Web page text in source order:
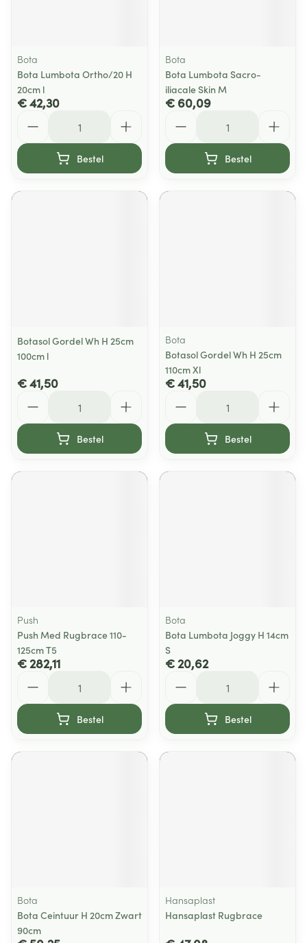
Bota
Bota Lumbota Ortho/20 H
20cm l
€ 42,30
Bestel
Bota
Bota Lumbota Sacro-
iliacale Skin M
€ 60,09
Bestel
Botasol Gordel Wh H 25cm
100cm l
€ 41,50
Bestel
Bota
Botasol Gordel Wh H 25cm
110cm Xl
€ 41,50
Bestel
Push
Push Med Rugbrace 110-
125cm T5
€ 282,11
Bestel
Bota
Bota Lumbota Joggy H 14cm
S
€ 20,62
Bestel
Bota
Bota Ceintuur H 20cm Zwart
90cm
Hansaplast
Hansaplast Rugbrace